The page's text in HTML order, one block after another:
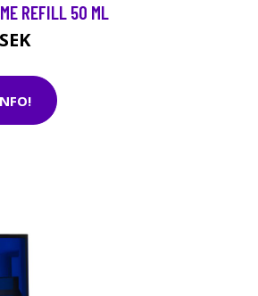
REFILL 50 ML